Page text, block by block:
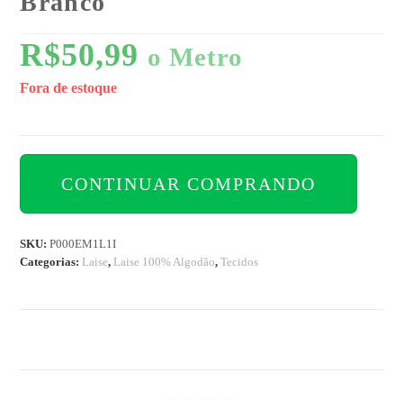
R$50,99 o Metro
Fora de estoque
CONTINUAR COMPRANDO
SKU:P000EM1L1I
Categorias: Laise, Laise 100% Algodão,Tecidos